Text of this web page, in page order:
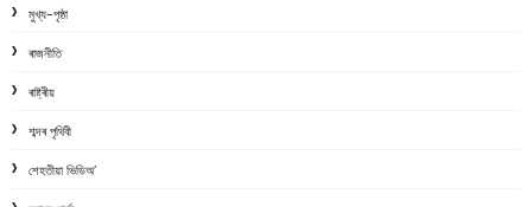
মুখ্য-পৃষ্ঠা
ৰাজনীতি
ৰাষ্ট্ৰীয়
শব্দৰ পৃথিবী
শেহতীয়া ভিডিঅ’